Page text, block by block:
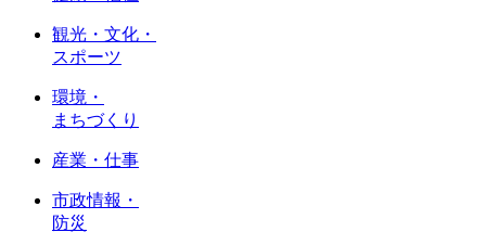
観光・文化・
スポーツ
環境・
まちづくり
産業・仕事
市政情報・
防災